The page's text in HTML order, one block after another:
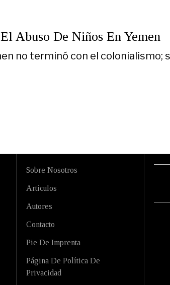
Abuso De Niños En Yemen
no terminó con el colonialismo;
Sobre Nosotros
Artículos
Autores
Contacto
Pie De Imprenta
Página De Política De
Privacidad